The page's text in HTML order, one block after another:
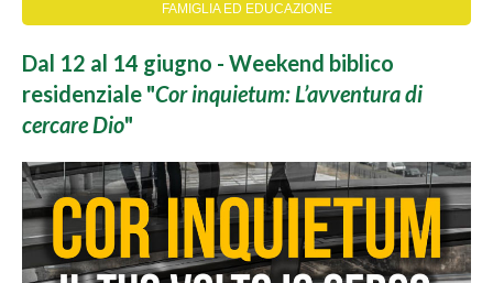
FAMIGLIA ED EDUCAZIONE
Dal 12 al 14 giugno - Weekend biblico
residenziale "Cor inquietum: L’avventura di
cercare Dio"